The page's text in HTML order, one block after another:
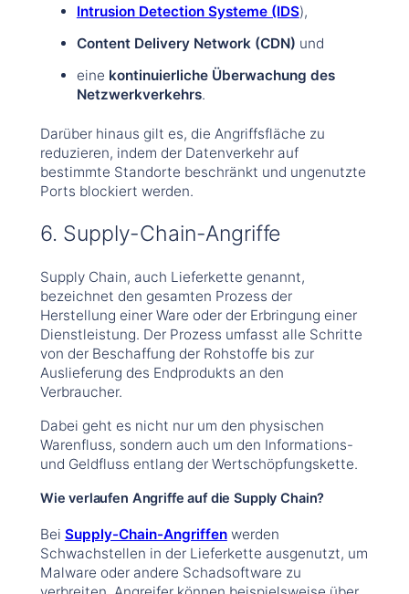
Intrusion Detection Systeme (IDS),
Content Delivery Network (CDN) und
eine kontinuierliche Überwachung des
Netzwerkverkehrs.
Darüber hinaus gilt es, die Angriffsfläche zu
reduzieren, indem der Datenverkehr auf
bestimmte Standorte beschränkt und ungenutzte
Ports blockiert werden.
6. Supply-Chain-Angriffe
Supply Chain, auch Lieferkette genannt,
bezeichnet den gesamten Prozess der
Herstellung einer Ware oder der Erbringung einer
Dienstleistung. Der Prozess umfasst alle Schritte
von der Beschaffung der Rohstoffe bis zur
Auslieferung des Endprodukts an den
Verbraucher.
Dabei geht es nicht nur um den physischen
Warenfluss, sondern auch um den Informations-
und Geldfluss entlang der Wertschöpfungskette.
Wie verlaufen Angriffe auf die Supply Chain?
Bei Supply-Chain-Angriffenwerden
Schwachstellen in der Lieferkette ausgenutzt, um
Malware oder andere Schadsoftware zu